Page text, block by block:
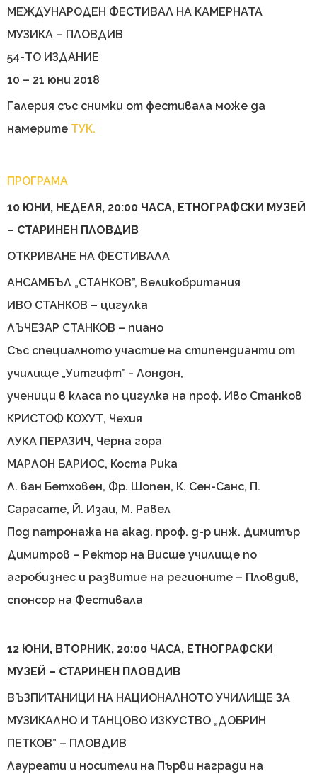
МЕЖДУНАРОДЕН ФЕСТИВАЛ НА КАМЕРНАТА
МУЗИКА – ПЛОВДИВ
54-ТО ИЗДАНИЕ
10 – 21 юни 2018
Галерия със снимки от фестивала може да
намерите ТУК.
ПРОГРАМА
10 ЮНИ, НЕДЕЛЯ, 20:00 ЧАСА, ЕТНОГРАФСКИ МУЗЕЙ
– СТАРИНЕН ПЛОВДИВ
ОТКРИВАНЕ НА ФЕСТИВАЛА
АНСАМБЪЛ „СТАНКОВ”, Великобритания
ИВО СТАНКОВ – цигулка
ЛЪЧЕЗАР СТАНКОВ – пиано
Със специалното участие на стипендианти от
училище „Уитгифт” - Лондон,
ученици в класа по цигулка на проф. Иво Станков
КРИСТОФ КОХУТ, Чехия
ЛУКА ПЕРАЗИЧ, Черна гора
МАРЛОН БАРИОС, Коста Рика
Л. ван Бетховен, Фр. Шопен, К. Сен-Санс, П.
Сарасате, Й. Изаи, М. Равел
Под патронажа на акад. проф. д-р инж. Димитър
Димитров – Ректор на Висше училище по
агробизнес и развитие на регионите – Пловдив,
спонсор на Фестивала
12 ЮНИ, ВТОРНИК, 20:00 ЧАСА, ЕТНОГРАФСКИ
МУЗЕЙ – СТАРИНЕН ПЛОВДИВ
ВЪЗПИТАНИЦИ НА НАЦИОНАЛНОТО УЧИЛИЩЕ ЗА
МУЗИКАЛНО И ТАНЦОВО ИЗКУСТВО „ДОБРИН
ПЕТКОВ” – ПЛОВДИВ
Лауреати и носители на Първи награди на